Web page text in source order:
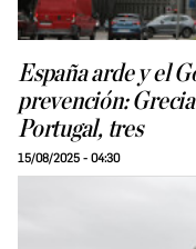
España arde y el
prevención:
Portugal, tres
15/08/2025 - 04:30